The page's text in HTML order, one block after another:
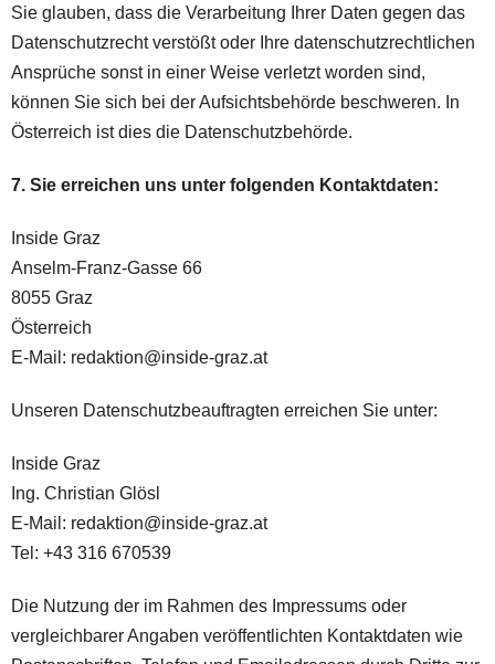
Sie glauben, dass die Verarbeitung Ihrer Daten gegen das
Datenschutzrecht verstößt oder Ihre datenschutzrechtlichen
Ansprüche sonst in einer Weise verletzt worden sind,
können Sie sich bei der Aufsichtsbehörde beschweren. In
Österreich ist dies die Datenschutzbehörde.
7. Sie erreichen uns unter folgenden Kontaktdaten:
Inside Graz
Anselm-Franz-Gasse 66
8055 Graz
Österreich
E-Mail: redaktion@inside-graz.at
Unseren Datenschutzbeauftragten erreichen Sie unter:
Inside Graz
Ing. Christian Glösl
E-Mail: redaktion@inside-graz.at
Tel: +43 316 670539
Die Nutzung der im Rahmen des Impressums oder
vergleichbarer Angaben veröffentlichten Kontaktdaten wie